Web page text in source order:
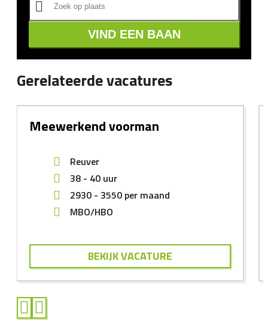
VIND EEN BAAN
Gerelateerde vacatures
Meewerkend voorman
Reuver
38 - 40 uur
2930 - 3550 per maand
MBO/HBO
BEKIJK VACATURE